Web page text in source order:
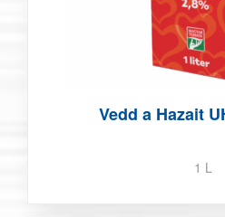
Vedd a Hazait
1 L